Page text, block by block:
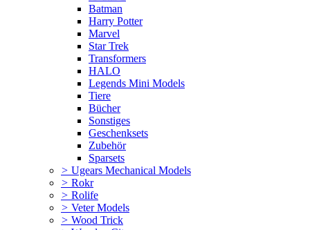
Batman
Harry Potter
Marvel
Star Trek
Transformers
HALO
Legends Mini Models
Tiere
Bücher
Sonstiges
Geschenksets
Zubehör
Sparsets
> Ugears Mechanical Models
> Rokr
> Rolife
> Veter Models
> Wood Trick